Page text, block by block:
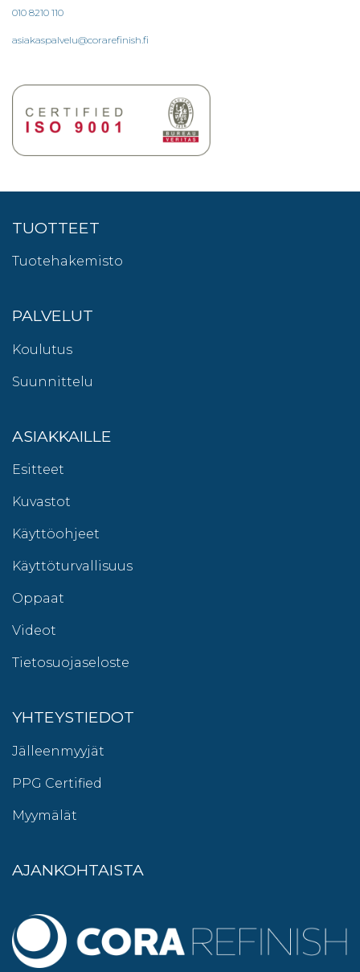
010 8210 110
asiakaspalvelu@corarefinish.fi
TUOTTEET
Tuotehakemisto
PALVELUT
Koulutus
Suunnittelu
ASIAKKAILLE
Esitteet
Kuvastot
Käyttöohjeet
Käyttöturvallisuus
Oppaat
Videot
Tietosuojaseloste
YHTEYSTIEDOT
Jälleenmyyjät
PPG Certified
Myymälät
AJANKOHTAISTA